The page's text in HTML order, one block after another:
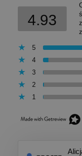
4.93
5
4
3
2
1